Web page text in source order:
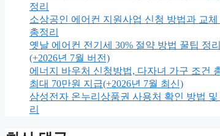
정리
소상공인 에어컨 지원사업 신청 방법과 교체
총정리
옛날 에어컨 전기세 30% 절약 방법 꿀팁 정리
(+2026년 7월 버전)
에너지 바우처 신청방법, 다자녀 가구 조건
최대 70만원 지급(+2026년 7월 최신)
삼성전자 온누리상품권 사용처 확인 방법 및
리